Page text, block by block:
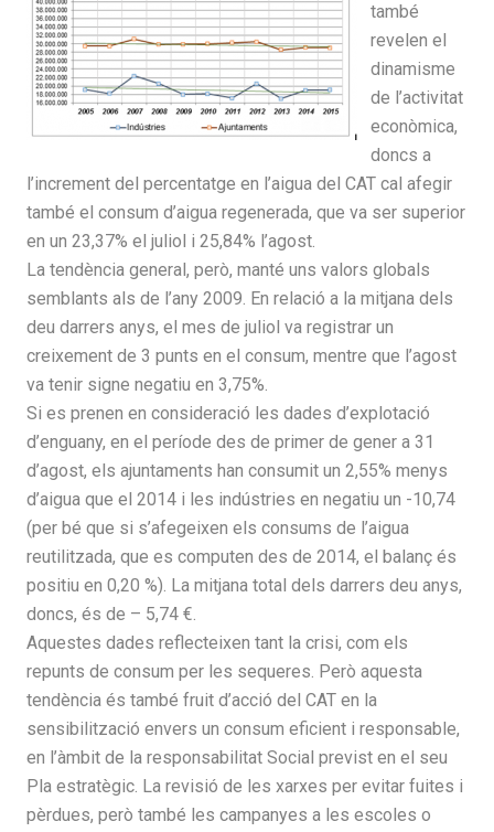
també
revelen el
dinamisme
de l’activitat
econòmica,
doncs a
l’increment del percentatge en l’aigua del CAT cal afegir
també el consum d’aigua regenerada, que va ser superior
en un 23,37% el juliol i 25,84% l’agost.
La tendència general, però, manté uns valors globals
semblants als de l’any 2009. En relació a la mitjana dels
deu darrers anys, el mes de juliol va registrar un
creixement de 3 punts en el consum, mentre que l’agost
va tenir signe negatiu en 3,75%.
Si es prenen en consideració les dades d’explotació
d’enguany, en el període des de primer de gener a 31
d’agost, els ajuntaments han consumit un 2,55% menys
d’aigua que el 2014 i les indústries en negatiu un -10,74
(per bé que si s’afegeixen els consums de l’aigua
reutilitzada, que es computen des de 2014, el balanç és
positiu en 0,20 %). La mitjana total dels darrers deu anys,
doncs, és de – 5,74 €.
Aquestes dades reflecteixen tant la crisi, com els
repunts de consum per les sequeres. Però aquesta
tendència és també fruit d’acció del CAT en la
sensibilització envers un consum eficient i responsable,
en l’àmbit de la responsabilitat Social previst en el seu
Pla estratègic. La revisió de les xarxes per evitar fuites i
pèrdues, però també les campanyes a les escoles o